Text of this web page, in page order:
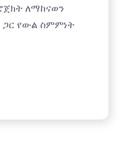
ለማከናወን
የውል ስምምነት